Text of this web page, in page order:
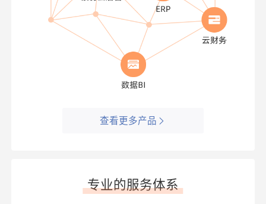
查看更多产品
专业的服务体系